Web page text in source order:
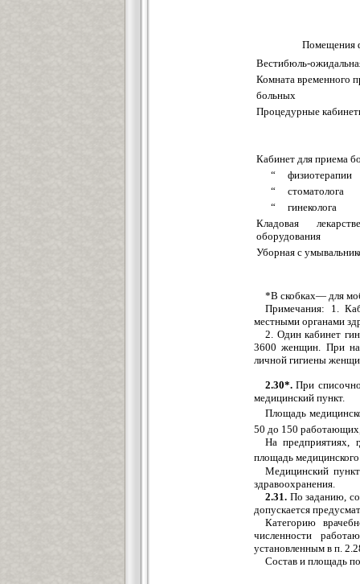
Помещения
Вестибюль-
Комната временного
больных
Процедурные
Кабинет для приема
“ физиотерапии
“ стоматолога
“ гинеколога
Кладовая
оборудования
Уборная с
*В скобках— для
Примечания: 1.
местными органами
2. Один кабинет
3600 женщин. При
личной гигиены
2.30*. При
медицинский пункт.
Площадь
50 до 150
На предприятиях,
площадь
Медицинский
здравоохранения.
2.31. По заданию,
допускается
Категорию
численности
установленным в п.
Состав и площадь